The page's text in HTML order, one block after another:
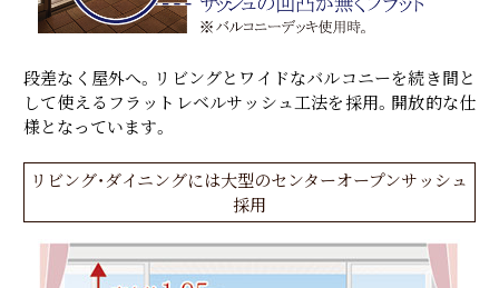
段差なく屋外へ。リビングとワイドなバルコニーを続き間と
して使えるフラットレベルサッシュ工法を採用。開放的な仕
様となっています。
リビング・ダイニングには大型のセンターオープンサッシュ
採用